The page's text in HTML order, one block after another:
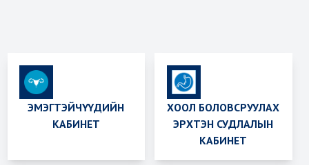
ЭМЭГТЭЙЧҮҮДИЙН
КАБИНЕТ
ХООЛ БОЛОВСРУУЛАХ
ЭРХТЭН СУДЛАЛЫН
КАБИНЕТ